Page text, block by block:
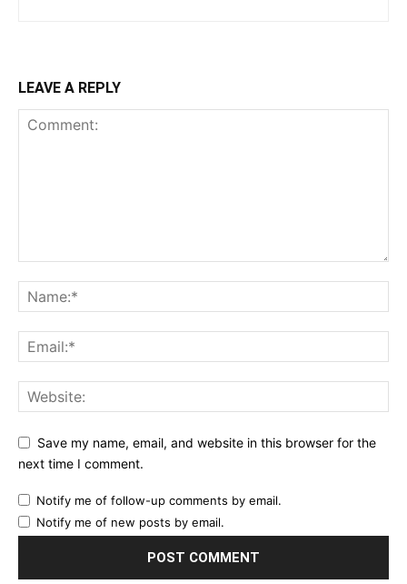
LEAVE A REPLY
Save my name, email, and website in this browser for the
next time I comment.
Notify me of follow-up comments by email.
Notify me of new posts by email.